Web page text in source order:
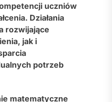
uczniów
Działania
rozwijające
jak i
potrzeb
matematyczne